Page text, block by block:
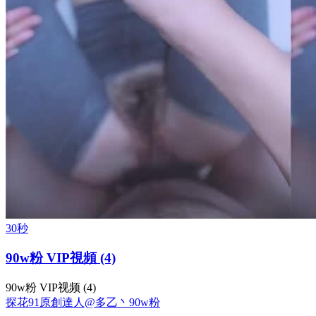
30秒
90w粉 VIP視頻 (4)
90w粉 VIP视频 (4)
探花91原創達人@多乙丶 90w粉